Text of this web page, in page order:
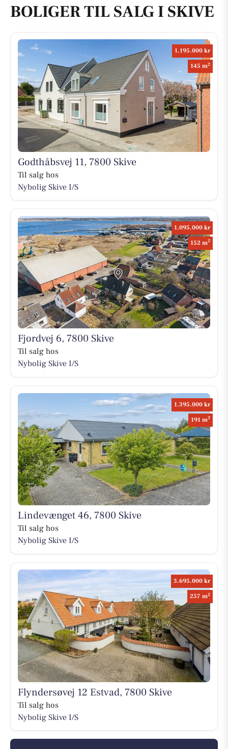
BOLIGER TIL SALG I SKIVE
1.195.000 kr
145 m2
Godthåbsvej 11, 7800 Skive
Til salg hos
Nybolig Skive I/S
1.095.000 kr
152 m2
Fjordvej 6, 7800 Skive
Til salg hos
Nybolig Skive I/S
1.395.000 kr
191 m2
Lindevænget 46, 7800 Skive
Til salg hos
Nybolig Skive I/S
3.695.000 kr
257 m2
Flyndersøvej 12 Estvad, 7800 Skive
Til salg hos
Nybolig Skive I/S